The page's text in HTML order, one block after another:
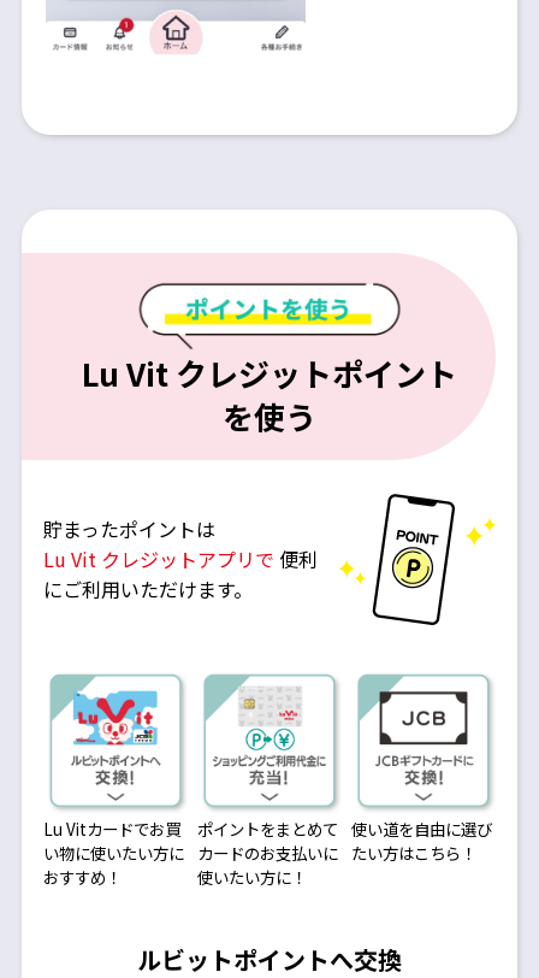
Lu Vit クレジットポイント
を使う
貯まったポイントは
Lu Vit クレジットアプリで 便利
にご利用いただけます。
Lu Vitカードでお買
い物に使いたい方に
おすすめ！
ポイントをまとめて
カードのお支払いに
使いたい方に！
使い道を自由に選び
たい方はこちら！
ルビットポイントへ交換